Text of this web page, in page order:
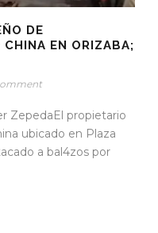
DE
EN ORIZABA;
ZepedaEl propietario
ubicado en Plaza
a bal4zos por